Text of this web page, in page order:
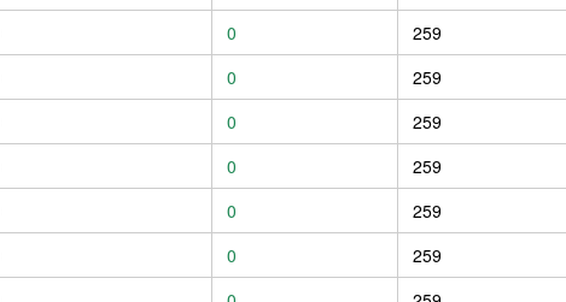
0 259
0 259
0 259
0 259
0 259
0 259